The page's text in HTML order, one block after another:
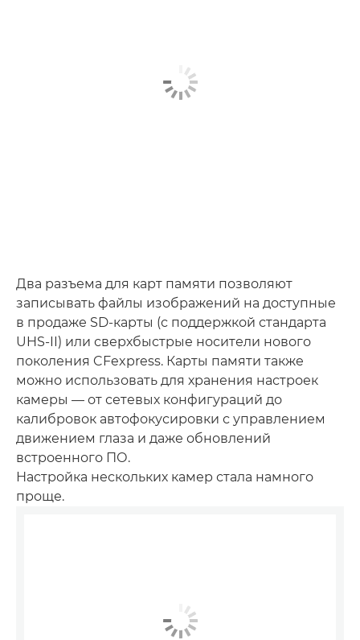
Два разъема для карт памяти позволяют
записывать файлы изображений на доступные
в продаже SD-карты (с поддержкой стандарта
UHS-II) или сверхбыстрые носители нового
поколения CFexpress. Карты памяти также
можно использовать для хранения настроек
камеры — от сетевых конфигураций до
калибровок автофокусировки с управлением
движением глаза и даже обновлений
встроенного ПО.
Настройка нескольких камер стала намного
проще.